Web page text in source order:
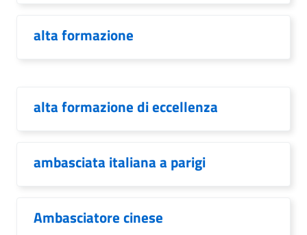
alta formazione
alta formazione di eccellenza
ambasciata italiana a parigi
Ambasciatore cinese